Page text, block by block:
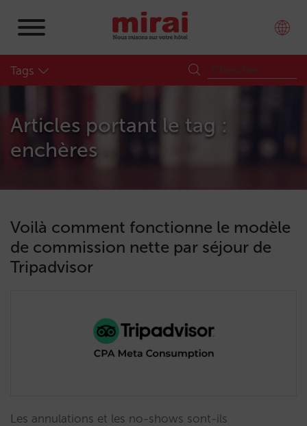
Tags
Articles portant le tag :
enchères
Voilà comment fonctionne le modèle
de commission nette par séjour de
Tripadvisor
Les annulations et les no-shows sont-ils